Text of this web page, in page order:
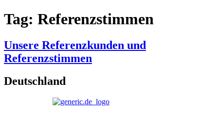
Tag: Referenzstimmen
Unsere Referenzkunden und
Referenzstimmen
Deutschland